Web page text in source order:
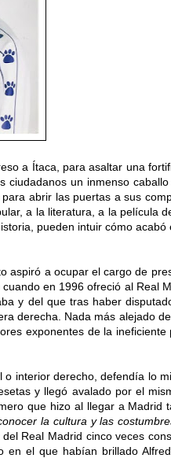
a Ítaca, para asaltar una
ciudadanos un inmenso
abrir las puertas a sus
a la literatura, a la película
pueden intuir cómo acabó
a ocupar el cargo de
cuando en 1996 ofreció al Real
y del que tras haber
derecha. Nada más alejadode
exponentes de la ineficiente
interior derecho, defendía lo
y llegó avalado por el
que hizo al llegar a Madrid
la cultura y las
Real Madrid cinco veces
el que habían brillado